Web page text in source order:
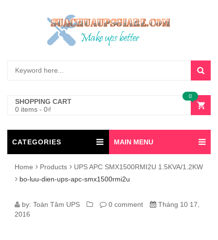
SHOPPING CART
0 items - 0₫
0
CATEGORIES MAIN MENU
Home Products
UPS APC SMX1500RMI2U 1.5KVA/1.2KW
bo-luu-dien-ups-apc-smx1500rmi2u
BO-
by: Toàn Tâm UPS 0 comment
Tháng 10 17,
2016